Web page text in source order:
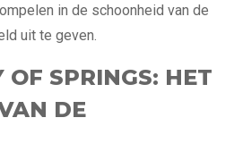
in de schoonheid van de
uit te geven.
SPRINGS: HET
DE